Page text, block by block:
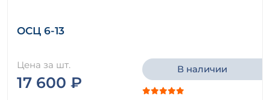
ОСЦ 6-13
Цена за шт.
17 600 ₽
В наличии